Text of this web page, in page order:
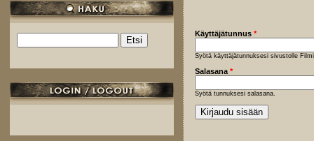
Hakulomake
Käyttäjätunnus *
Syötä käyttäjätunnuksesi sivustolle
Salasana *
Syötä tunnuksesi salasana.